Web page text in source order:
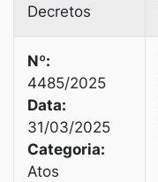
Decretos
Nº:
4485/2025
Data:
31/03/2025
Categoria:
Atos